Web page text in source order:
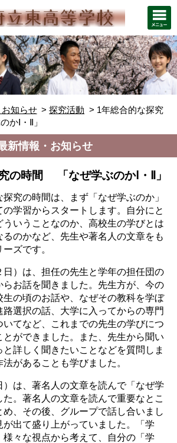
知らせ 探究活動
1年総合的な探究
Ⅰ・Ⅱ」
新情報・お知らせ
の時間 「なぜ学ぶのかⅠ・Ⅱ」
究の時間は、まず「なぜ学ぶのか」
の学習からスタートします。自分にと
ういうことなのか、高校生の学びとは
のかなど、先生や著名人の文章をも
ズです。
）は、担任の先生と学年の担任団の
らお話を聞きました。先生方が、今の
生の頃のお話や、なぜその教科を学ぼ
路選択の話、大学に入ってからの専門
いてなど、これまでの先生の学びにつ
とができました。また、先生から聞い
詳しく聞きたいことなどを質問しま
があることも学びました。
は、著名人の文章を読んで「なぜ学
。著名人の文章を読んで重要なとこ
、その後、グループで話し合いまし
が出て盛り上がっていました。「学
々な視点から考えて、自分の「学